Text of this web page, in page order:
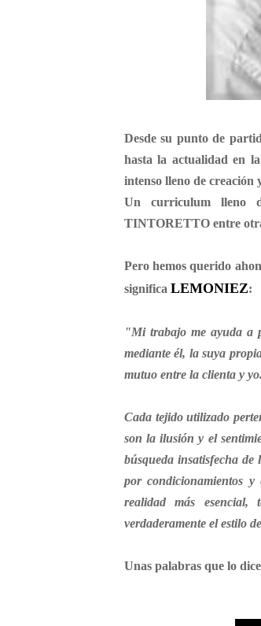
Desde su punto de
hasta la actualidad en
intenso lleno de creación
Un curriculum lleno
TINTORETTO entre
Pero hemos querido
significa LEMONIEZ:
"Mi trabajo me ayuda a
mediante él, la suya
mutuo entre la clienta y yo.
Cada tejido utilizado
son la ilusión y el
búsqueda insatisfecha
por condicionamientos y
realidad más
verdaderamente el estilo
Unas palabras que lo